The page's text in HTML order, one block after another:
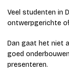
Veel studenten in
ontwerpgerichte
Dan gaat het niet
goed
presenteren.